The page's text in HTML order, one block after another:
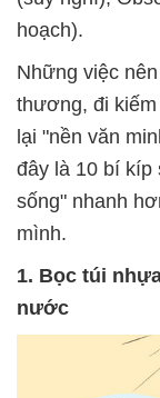
hoạch).
Những việc
thương, đi
lại "nền văn
đây là 10 bí kíp
sống" nhanh
mình.
1. Bọc túi
nước